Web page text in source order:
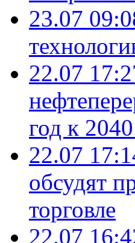
23.07
22.07
год к
22.07
обсудят
торговле
22.07